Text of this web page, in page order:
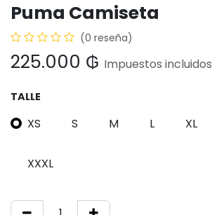
Puma Camiseta
(0 reseña)
225.000 ₲ Impuestos incluidos
TALLE
XS S M L XL
XXXL